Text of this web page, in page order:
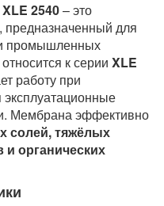
2540– это
предназначенный для
промышленных
к серии XLE
работу при
Мембрана эффективно
солей, тяжёлых
и органических